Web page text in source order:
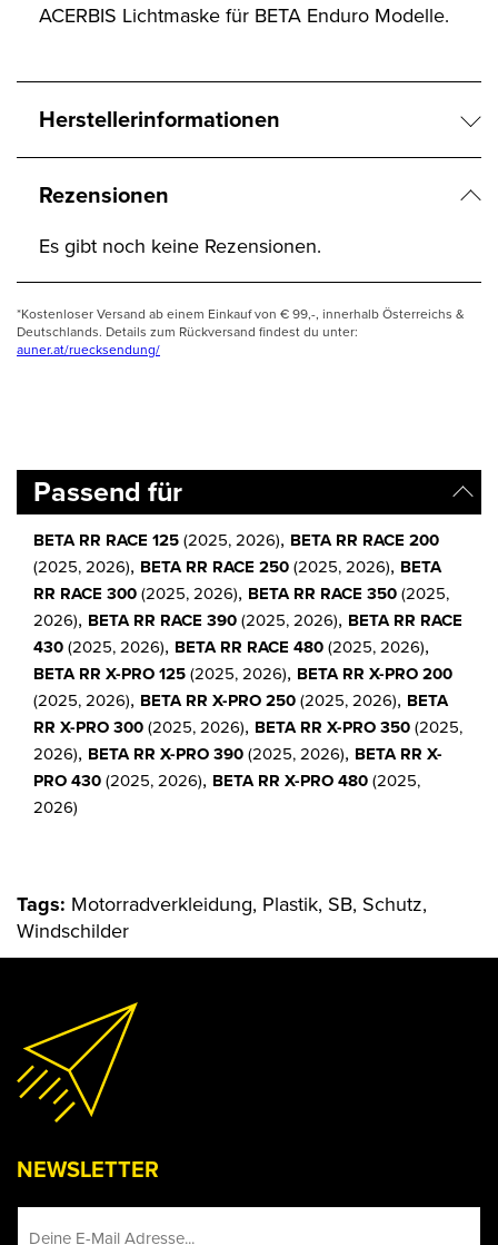
ACERBIS Lichtmaske für BETA Enduro Modelle.
Herstellerinformationen
Rezensionen
Es gibt noch keine Rezensionen.
*Kostenloser Versand ab einem Einkauf von € 99,-, innerhalb Österreichs &
Deutschlands. Details zum Rückversand findest du unter:
auner.at/ruecksendung/
Passend für
BETA RR RACE 125(2025, 2026), BETA RR RACE 200
(2025, 2026), BETA RR RACE 250(2025, 2026), BETA
RR RACE 300(2025, 2026), BETA RR RACE 350(2025,
2026), BETA RR RACE 390(2025, 2026), BETA RR RACE
430(2025, 2026), BETA RR RACE 480(2025, 2026),
BETA RR X-PRO 125(2025, 2026), BETA RR X-PRO 200
(2025, 2026), BETA RR X-PRO 250(2025, 2026), BETA
RR X-PRO 300(2025, 2026), BETA RR X-PRO 350(2025,
2026), BETA RR X-PRO 390(2025, 2026), BETA RR X-
PRO 430(2025, 2026), BETA RR X-PRO 480(2025,
2026)
Tags: Motorradverkleidung, Plastik, SB, Schutz,
Windschilder
NEWSLETTER